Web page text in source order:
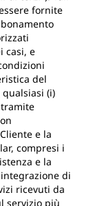
fornite
casi, e
del
(i)
e la
compresi i
e la
di
ricevuti da
servizio più